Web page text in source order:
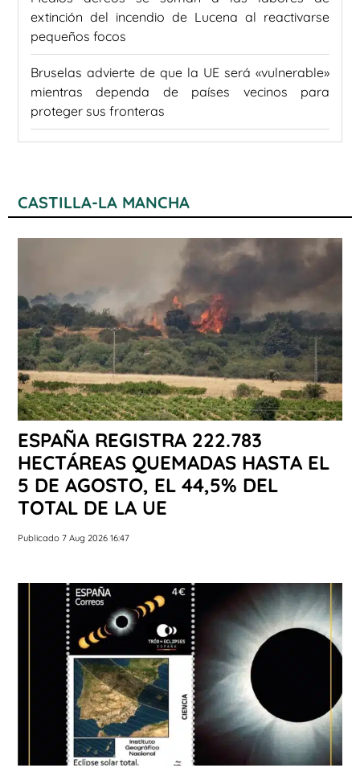
extinción del incendio de Lucena al reactivarse
pequeños focos
Bruselas advierte de que la UE será «vulnerable»
mientras dependa de países vecinos para
proteger sus fronteras
CASTILLA-LA MANCHA
ESPAÑA REGISTRA 222.783
HECTÁREAS QUEMADAS HASTA EL
5 DE AGOSTO, EL 44,5% DEL
TOTAL DE LA UE
Publicado 7 Aug 2026 16:47